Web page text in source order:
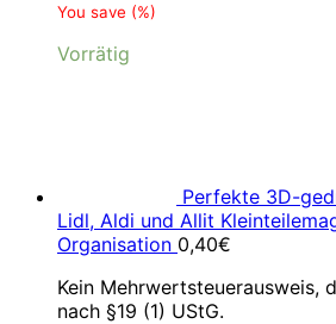
You save (%)
Vorrätig
Perfekte 3D-
Lidl, Aldi und Allit
Organisation 0,40€
Kein Mehrwertsteuerausweis,
nach §19 (1) UStG.